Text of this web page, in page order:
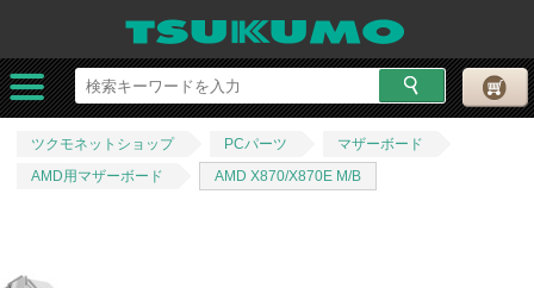
ツクモネットショップ PCパーツ
マザーボード
AMD用マザーボード
AMD X870/X870E M/B